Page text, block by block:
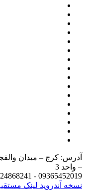
3
09365452019 - 09124868241 -
آندرویدلینک مستقیم